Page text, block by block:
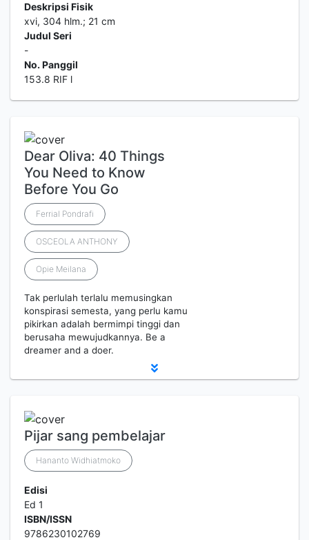
Deskripsi Fisik
xvi, 304 hlm.; 21 cm
Judul Seri
-
No. Panggil
153.8 RIF l
Dear Oliva: 40 Things
You Need to Know
Before You Go
Ferrial Pondrafi
OSCEOLA ANTHONY
Opie Meilana
Tak perlulah terlalu memusingkan
konspirasi semesta, yang perlu kamu
pikirkan adalah bermimpi tinggi dan
berusaha mewujudkannya. Be a
dreamer and a doer.
Pijar sang pembelajar
Hananto Widhiatmoko
Edisi
Ed 1
ISBN/ISSN
9786230102769